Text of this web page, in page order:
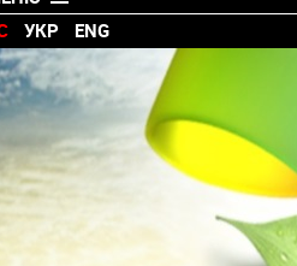
УКР ENG